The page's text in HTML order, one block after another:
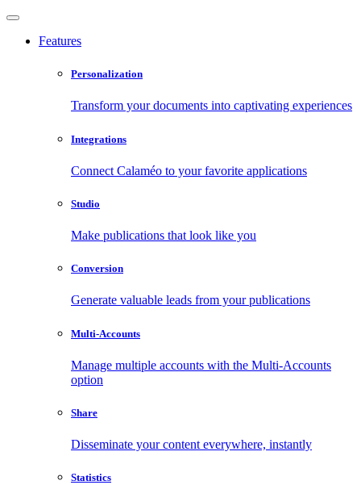
Features
Personalization
Transform your documents into captivating experiences
Integrations
Connect Calaméo to your favorite applications
Studio
Make publications that look like you
Conversion
Generate valuable leads from your publications
Multi-Accounts
Manage multiple accounts with the Multi-Accounts
option
Share
Disseminate your content everywhere, instantly
Statistics